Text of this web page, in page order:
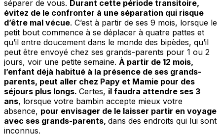
séparer de vous. Durant cette période transitoire,
évitez de le confronter à une séparation qui risque
d’être mal vécue. C’est à partir de ses 9 mois, lorsque le
petit bout commence à se déplacer à quatre pattes et
qu’il entre doucement dans le monde des bipèdes, qu’il
peut être envoyé chez ses grands-parents pour 1 ou 2
jours, voir une petite semaine. À partir de 12 mois,
l’enfant déjà habitué à la présence de ses grands-
parents, peut aller chez Papy et Mamie pour des
séjours plus longs. Certes, il faudra attendre ses 3
ans, lorsque votre bambin accepte mieux votre
absence, pour envisager de le laisser partir en voyage
avec ses grands-parents, dans des endroits qui lui sont
inconnus.